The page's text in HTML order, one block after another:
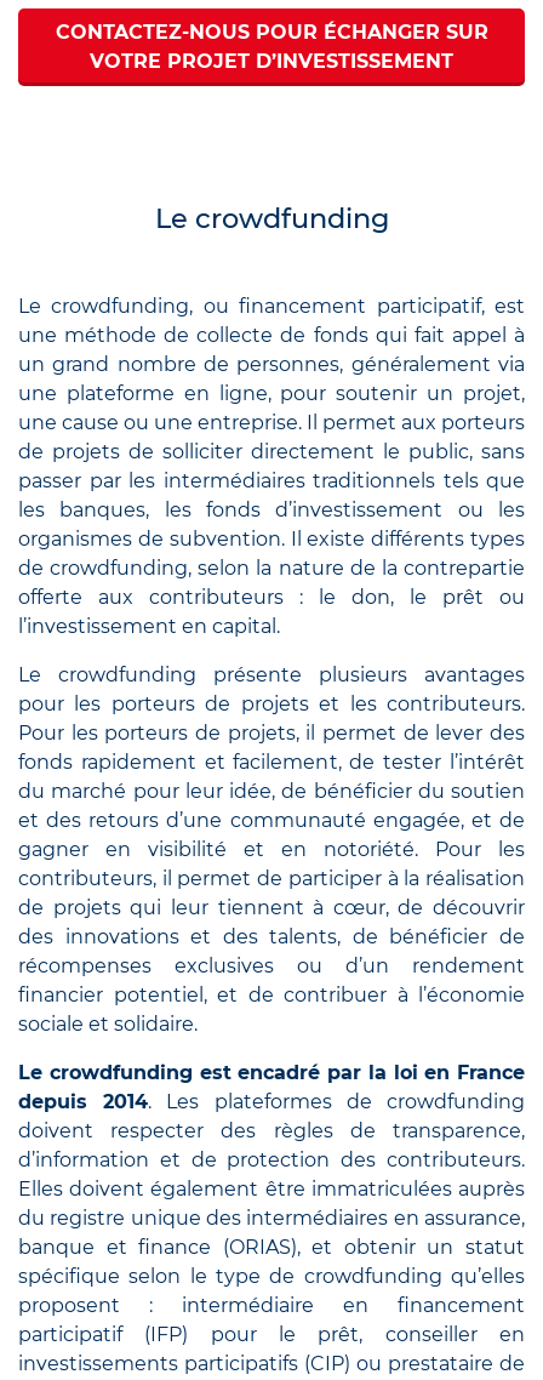
CONTACTEZ-NOUS POUR ÉCHANGER SUR
VOTRE PROJET D’INVESTISSEMENT
Le crowdfunding
Le crowdfunding, ou financement participatif, est
une méthode de collecte de fonds qui fait appel à
un grand nombre de personnes, généralement via
une plateforme en ligne, pour soutenir un projet,
une cause ou une entreprise. Il permet aux porteurs
de projets de solliciter directement le public, sans
passer par les intermédiaires traditionnels tels que
les banques, les fonds d’investissement ou les
organismes de subvention. Il existe différents types
de crowdfunding, selon la nature de la contrepartie
offerte aux contributeurs : le don, le prêt ou
l’investissement en capital.
Le crowdfunding présente plusieurs avantages
pour les porteurs de projets et les contributeurs.
Pour les porteurs de projets, il permet de lever des
fonds rapidement et facilement, de tester l’intérêt
du marché pour leur idée, de bénéficier du soutien
et des retours d’une communauté engagée, et de
gagner en visibilité et en notoriété. Pour les
contributeurs, il permet de participer à la réalisation
de projets qui leur tiennent à cœur, de découvrir
des innovations et des talents, de bénéficier de
récompenses exclusives ou d’un rendement
financier potentiel, et de contribuer à l’économie
sociale et solidaire.
Le crowdfunding est encadré par la loi en France
depuis 2014. Les plateformes de crowdfunding
doivent respecter des règles de transparence,
d’information et de protection des contributeurs.
Elles doivent également être immatriculées auprès
du registre unique des intermédiaires en assurance,
banque et finance (ORIAS), et obtenir un statut
spécifique selon le type de crowdfunding qu’elles
proposent : intermédiaire en financement
participatif (IFP) pour le prêt, conseiller en
investissements participatifs (CIP) ou prestataire de